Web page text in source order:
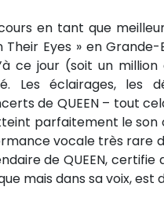
en tant que
Their Eyes » en
ce jour (soit un
Les éclairages, les
de QUEEN – tout
atteint parfaitement le
vocale très rare
de QUEEN, certifie
mais dans sa voix, est